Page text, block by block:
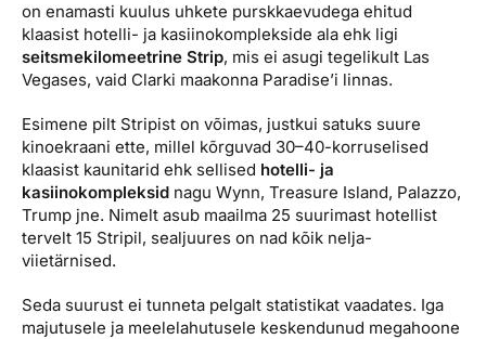
Reisikonsultandi teenus
Tule tööle
on enamasti kuulus uhkete purskkaevudega ehitud
klaasist hotelli- ja kasiinokomplekside ala ehk ligi
seitsmekilomeetrine Strip, mis ei asugi tegelikult Las
Vegases, vaid Clarki maakonna Paradise’i linnas.
Esimene pilt Stripist on võimas, justkui satuks suure
kinoekraani ette, millel kõrguvad 30–40-korruselised
klaasist kaunitarid ehk sellised hotelli- ja
kasiinokompleksid nagu Wynn, Treasure Island, Palazzo,
Trump jne. Nimelt asub maailma 25 suurimast hotellist
tervelt 15 Stripil, sealjuures on nad kõik nelja-
viietärnised.
Seda suurust ei tunneta pelgalt statistikat vaadates. Iga
majutusele ja meelelahutusele keskendunud megahoone